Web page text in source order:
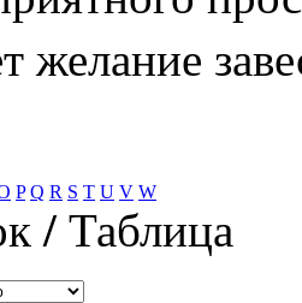
желание
P Q R S T U V W
/ Таблица